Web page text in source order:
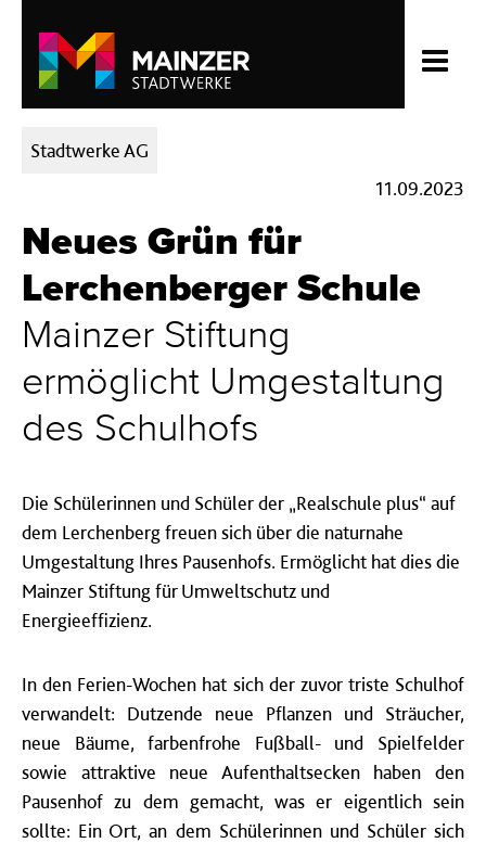
Kategorien:
Stadtwerke AG
11.09.2023
Neues Grün für
Lerchenberger Schule
Mainzer Stiftung
ermöglicht Umgestaltung
des Schulhofs
Die Schülerinnen und Schüler der „Realschule plus“ auf
dem Lerchenberg freuen sich über die naturnahe
Umgestaltung Ihres Pausenhofs. Ermöglicht hat dies die
Mainzer Stiftung für Umweltschutz und
Energieeffizienz.
In den Ferien-Wochen hat sich der zuvor triste Schulhof
verwandelt: Dutzende neue Pflanzen und Sträucher,
neue Bäume, farbenfrohe Fußball- und Spielfelder
sowie attraktive neue Aufenthaltsecken haben den
Pausenhof zu dem gemacht, was er eigentlich sein
sollte: Ein Ort, an dem Schülerinnen und Schüler sich